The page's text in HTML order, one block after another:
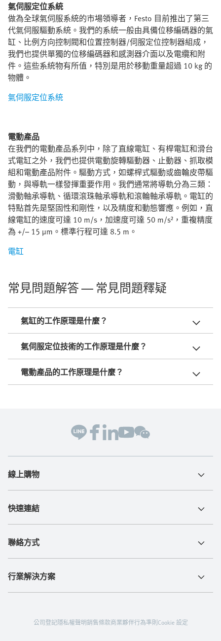
氣伺服定位系統
做為全球氣伺服系統的市場領導者，Festo 目前推出了第三
代氣伺服驅動系統。我們的系統一般由具備位移編碼器的氣
缸、比例方向控制閥和位置控制器/伺服定位控制器組成，
我們也提供單獨的位移編碼器和感測器介面以及電纜和附
件。這些系統物有所值，特別是用於移動重量超過 10 kg 的
物體。
氣伺服定位系統
電動產品
在我們的電動產品系列中，除了直線電缸、有桿電缸和滑台
式電缸之外，我們也提供電動旋轉驅動器、止動器、抓取模
組和電動產品附件。驅動方式，如螺桿式驅動或齒輪皮帶驅
動，與導軌一樣發揮重要作用。我們通常將導軌分為三類：
滑動軸承導軌、循環滾珠軸承導軌和滾輪軸承導軌。電缸的
特點首先是堅固性和剛性，以及精度和動態響應。例如，直
線電缸的速度可達 10 m/s，加速度可達 50 m/s²，重複精度
為 +/– 15 µm。標準行程可達 8.5 m。
電缸
常見問題解答 — 常見問題釋疑
氣缸的工作原理是什麼？
氣伺服定位技術的工作原理是什麼？
電動產品的工作原理是什麼？
線上購物
快速連結
聯絡方式
行業解決方案
公司登記隱私權聲明銷售條款商業夥伴行為準則Cookie 設定